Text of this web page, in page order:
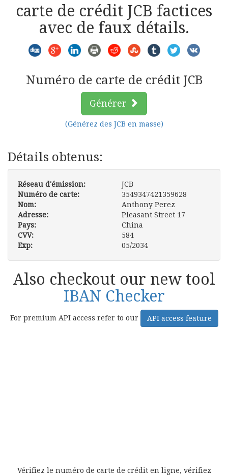
carte de crédit JCB factices
avec de faux détails.
Numéro de carte de crédit JCB
Générer
(Générez des JCB en masse)
Détails obtenus:
Réseau d'émission:
JCB
Numéro de carte:
3549347421359628
Nom:
Anthony Perez
Adresse:
Pleasant Street 17
Pays:
China
CVV:
584
Exp:
05/2034
Also checkout our new tool
IBAN Checker
For premium API access refer to our API access feature
Vérifiez le numéro de carte de crédit en ligne, vérifiez